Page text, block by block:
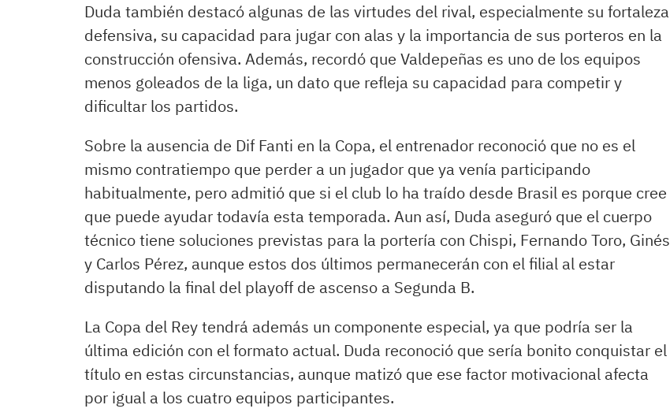
Duda también destacó algunas de las virtudes del rival, especialmente su fortaleza
defensiva, su capacidad para jugar con alas y la importancia de sus porteros en la
construcción ofensiva. Además, recordó que Valdepeñas es uno de los equipos
menos goleados de la liga, un dato que refleja su capacidad para competir y
dificultar los partidos.
Sobre la ausencia de Dif Fanti en la Copa, el entrenador reconoció que no es el
mismo contratiempo que perder a un jugador que ya venía participando
habitualmente, pero admitió que si el club lo ha traído desde Brasil es porque cree
que puede ayudar todavía esta temporada. Aun así, Duda aseguró que el cuerpo
técnico tiene soluciones previstas para la portería con Chispi, Fernando Toro, Ginés
y Carlos Pérez, aunque estos dos últimos permanecerán con el filial al estar
disputando la final del playoff de ascenso a Segunda B.
La Copa del Rey tendrá además un componente especial, ya que podría ser la
última edición con el formato actual. Duda reconoció que sería bonito conquistar el
título en estas circunstancias, aunque matizó que ese factor motivacional afecta
por igual a los cuatro equipos participantes.
garanticen un
puesto. Las otras
dos plazas
disputarse en
septiembre con una
ronda previa en la
que participarán 36
equipos de Segunda
B y 30 de Tercera.
Después se unirán
los clubes de